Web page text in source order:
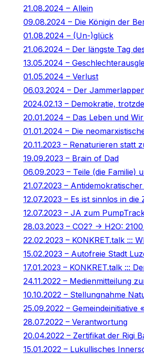
21.08.2024 – Allein
09.08.2024 – Die Königin der
01.08.2024 – (Un-)glück
21.06.2024 – Der längste Tag
13.05.2024 –
01.05.2024 – Verlust
06.03.2024 – Der
2024.02.13 – Demokratie,
20.01.2024 – Das Leben und
01.01.2024 – Die
20.11.2023 – Renaturieren statt
19.09.2023 – Brain of Dad
06.09.2023 – Teile (die Familie)
21.07.2023 –
12.07.2023 – Es ist sinnlos in
12.07.2023 – JA zum
28.03.2023 – CO2? -> H2O:
22.02.2023 – KONKRET.talk :::
15.02.2023 – Autofreie Stadt
17.01.2023 – KONKRET.talk :::
24.11.2022 – Medienmitteilung
10.10.2022 – Stellungnahme
25.09.2022 – Gemeindeinitiative
28.07.2022 – Verantwortung
20.04.2022 – Zertifikat der Rigi
15.01.2022 – Lukullisches